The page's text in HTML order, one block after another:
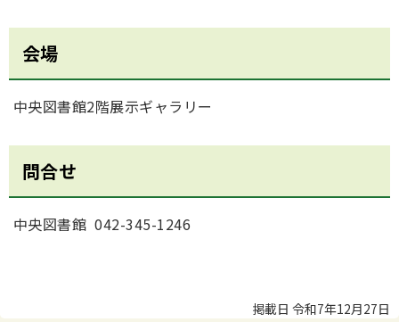
会場
中央図書館2階展示ギャラリー
問合せ
中央図書館 042-345-1246
掲載日 令和7年12月27日